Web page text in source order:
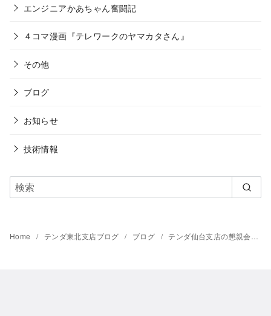
エンジニアかあちゃん奮闘記
４コマ漫画『テレワークのヤマカタさん』
その他
ブログ
お知らせ
技術情報
Home テンダ東北支店ブログ ブログ テンダ仙台支店の懇親会を開催しました！